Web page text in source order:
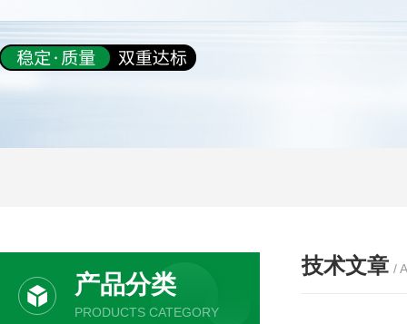
技术文章 /
产品分类
PRODUCTS CATEGORY